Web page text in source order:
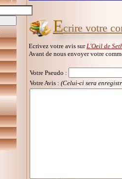
Ecrire votre
Ecrivez votre avis sur L'Oeil de
Avant de nous envoyer votre
Votre Pseudo :
Votre Avis : (Celui-ci sera